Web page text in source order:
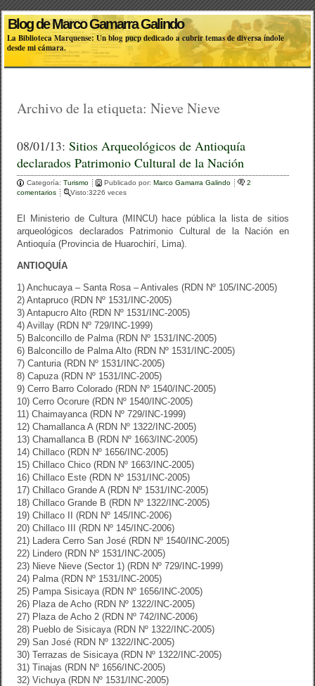
Blog de Marco Gamarra Galindo
La Biblioteca Marquense: Un blog pucp dedicado a cubrir temas de diversa índole
desde mi cámara.
Archivo de la etiqueta:Nieve Nieve
08/01/13:Sitios Arqueológicos de Antioquía
declarados Patrimonio Cultural de la Nación
Categoría:Turismo Publicado por:Marco Gamarra Galindo
2
comentarios
Visto:3226 veces
El Ministerio de Cultura (MINCU) hace pública la lista de sitios
arqueológicos declarados Patrimonio Cultural de la Nación en
Antioquía (Provincia de Huarochirí, Lima).
ANTIOQUÍA
1) Anchucaya – Santa Rosa – Antivales (RDN Nº 105/INC-2005)
2) Antapruco (RDN Nº 1531/INC-2005)
3) Antapucro Alto (RDN Nº 1531/INC-2005)
4) Avillay (RDN Nº 729/INC-1999)
5) Balconcillo de Palma (RDN Nº 1531/INC-2005)
6) Balconcillo de Palma Alto (RDN Nº 1531/INC-2005)
7) Canturia (RDN Nº 1531/INC-2005)
8) Capuza (RDN Nº 1531/INC-2005)
9) Cerro Barro Colorado (RDN Nº 1540/INC-2005)
10) Cerro Ocorure (RDN Nº 1540/INC-2005)
11) Chaimayanca (RDN Nº 729/INC-1999)
12) Chamallanca A (RDN Nº 1322/INC-2005)
13) Chamallanca B (RDN Nº 1663/INC-2005)
14) Chillaco (RDN Nº 1656/INC-2005)
15) Chillaco Chico (RDN Nº 1663/INC-2005)
16) Chillaco Este (RDN Nº 1531/INC-2005)
17) Chillaco Grande A (RDN Nº 1531/INC-2005)
18) Chillaco Grande B (RDN Nº 1322/INC-2005)
19) Chillaco II (RDN Nº 145/INC-2006)
20) Chillaco III (RDN Nº 145/INC-2006)
21) Ladera Cerro San José (RDN Nº 1540/INC-2005)
22) Lindero (RDN Nº 1531/INC-2005)
23) Nieve Nieve (Sector 1) (RDN Nº 729/INC-1999)
24) Palma (RDN Nº 1531/INC-2005)
25) Pampa Sisicaya (RDN Nº 1656/INC-2005)
26) Plaza de Acho (RDN Nº 1322/INC-2005)
27) Plaza de Acho 2 (RDN Nº 742/INC-2006)
28) Pueblo de Sisicaya (RDN Nº 1322/INC-2005)
29) San José (RDN Nº 1322/INC-2005)
30) Terrazas de Sisicaya (RDN Nº 1322/INC-2005)
31) Tinajas (RDN Nº 1656/INC-2005)
32) Vichuya (RDN Nº 1531/INC-2005)